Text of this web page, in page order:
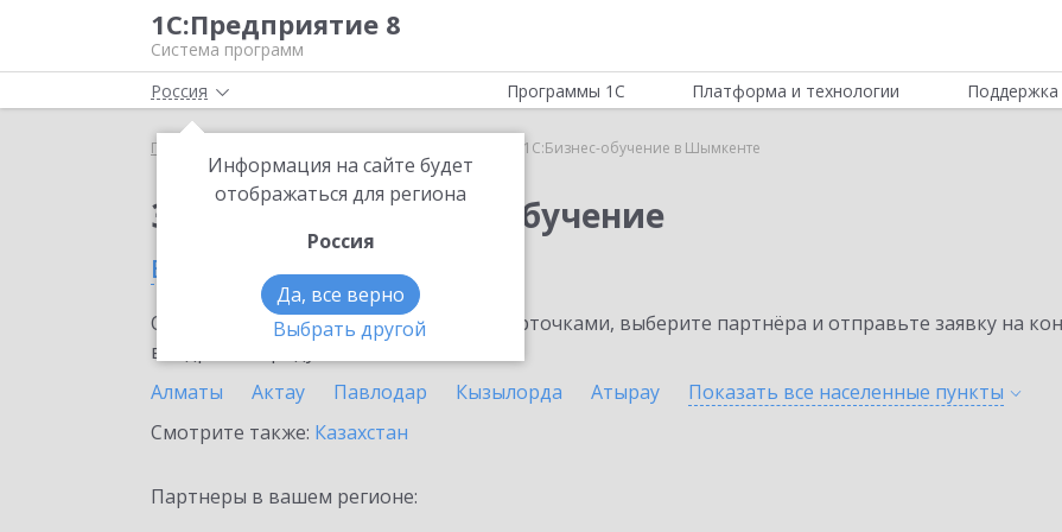
1С:Предприятие 8
Система программ
Россия
Информация на сайте будет
отображаться для региона
Россия
Да, все верно
Выбрать другой
Программы 1С Платформа и технологии Поддержка
Главная 1С:Бизнес-обучение в Шымкенте
Заказать 1С:Бизнес-обучение
в Шымкенте
Ознакомьтесь с информационными карточками, выберите партнёра и отправьте заявку на
внедрение продукта.
Алматы
Актау Павлодар Кызылорда Атырау Показать все населенные пункты
Смотрите также: Казахстан
Партнеры в вашем регионе: